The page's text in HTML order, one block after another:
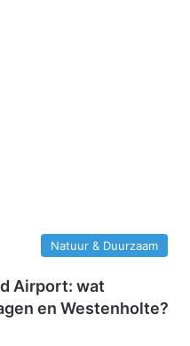
Natuur & Duurzaam
Airport: wat
en Westenholte?